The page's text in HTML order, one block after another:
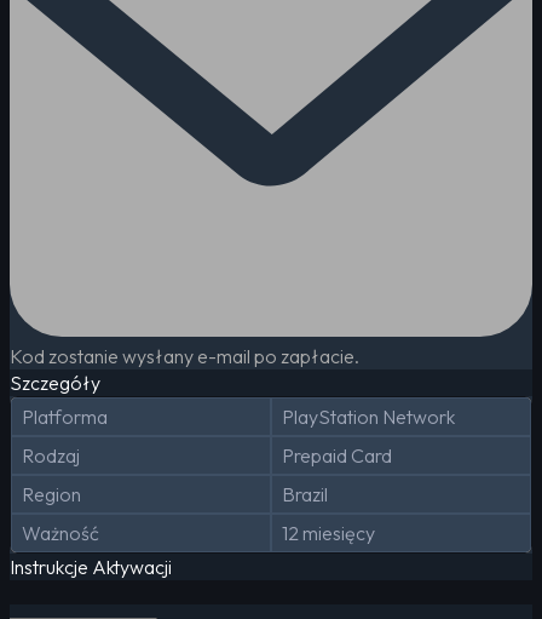
Kod zostanie wysłany e-mail po zapłacie.
Szczegóły
Platforma
PlayStation Network
Rodzaj
Prepaid Card
Region
Brazil
Ważność
12 miesięcy
Instrukcje Aktywacji